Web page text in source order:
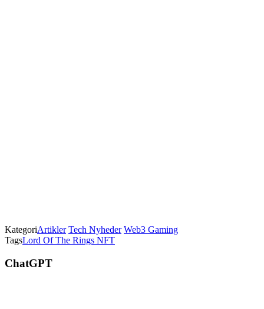
KategoriArtikler Tech Nyheder Web3 Gaming
TagsLord Of The Rings NFT
ChatGPT